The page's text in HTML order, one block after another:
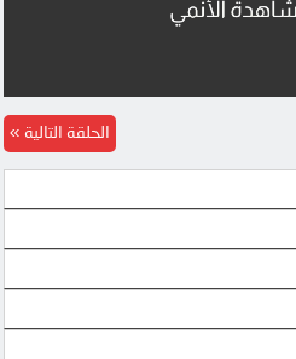
الحلقة التالية